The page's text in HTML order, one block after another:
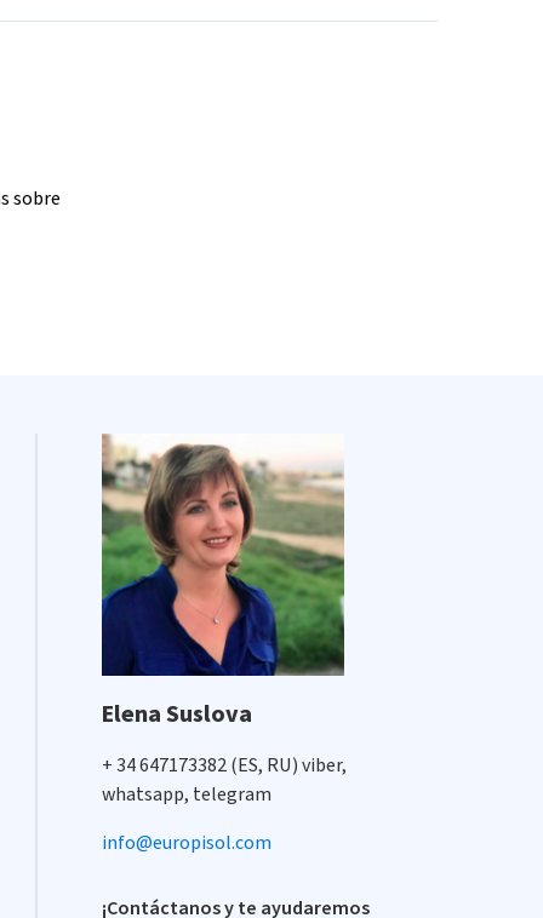
sobre
Elena Suslova
+ 34 647173382 (ES, RU) viber,
whatsapp, telegram
info@europisol.com
¡Contáctanos y te ayudaremos